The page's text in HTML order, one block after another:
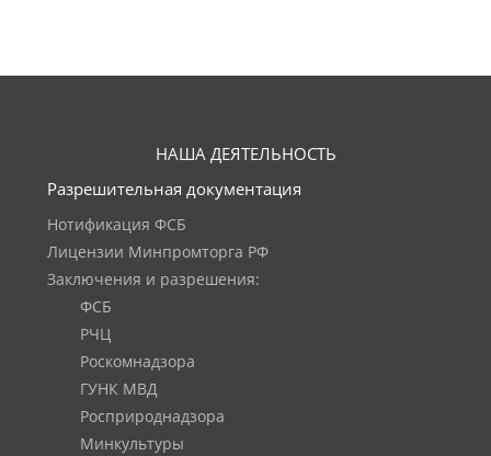
НАША ДЕЯТЕЛЬНОСТЬ
Разрешительная документация
Нотификация ФСБ
Лицензии Минпромторга РФ
Заключения и разрешения:
ФСБ
РЧЦ
Роскомнадзора
ГУНК МВД
Росприроднадзора
Минкультуры